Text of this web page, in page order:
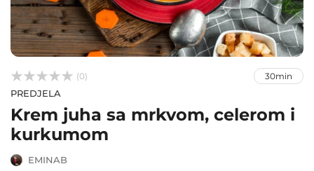


 (0) 30min
PREDJELA
Krem juha sa mrkvom, celerom i
kurkumom
EMINAB